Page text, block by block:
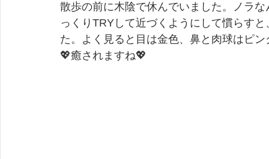
散歩の前に木陰で休んでいました。ノラ
っくりTRYして近づくようにして慣らす
た。よく見ると目は金色、鼻と肉球はピ
💖癒されますね💖